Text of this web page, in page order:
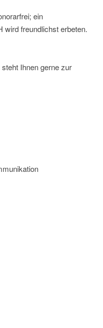
ein
wird freundlichst erbeten.
Ihnen gerne zur